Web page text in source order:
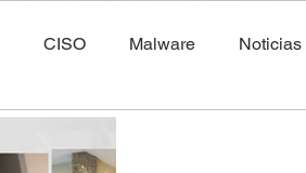
CISO Malware Noticias